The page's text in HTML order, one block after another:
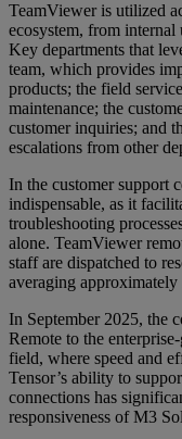
TeamViewer is utilized
ecosystem, from internal
Key departments that
team, which provides
products; the field
maintenance; the
customer inquiries; and
escalations from other
In the customer support
indispensable, as it
troubleshooting
alone. TeamViewer
staff are dispatched to
averaging
In September 2025, the
Remote to the
field, where speed and
Tensor’s ability to
connections has
responsiveness of M3